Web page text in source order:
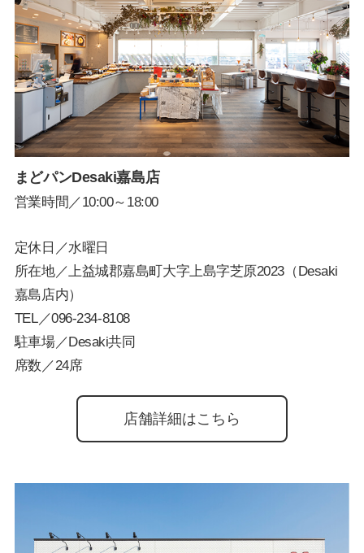
まどパンDesaki嘉島店
営業時間／10:00～18:00
定休日／水曜日
所在地／上益城郡嘉島町大字上島字芝原2023（Desaki
嘉島店内）
TEL／096-234-8108
駐車場／Desaki共同
席数／24席
店舗詳細はこちら